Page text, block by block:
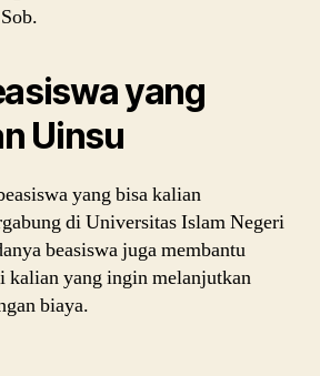
yang
Uinsu
yang bisa kalian
di Universitas Islam Negeri
beasiswa juga membantu
kalian yang ingin melanjutkan
biaya.